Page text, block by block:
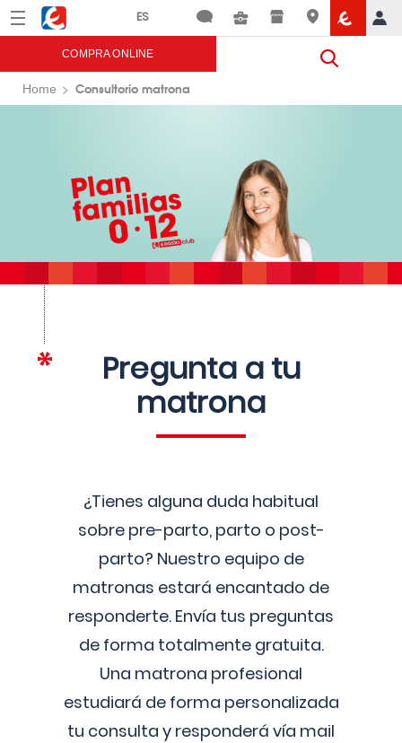
Menú Eroski
COMPRA ONLINE
Home Consultorio matrona
Pregunta a tu
matrona
¿Tienes alguna duda habitual
sobre pre-parto, parto o post-
parto? Nuestro equipo de
matronas estará encantado de
responderte. Envía tus preguntas
de forma totalmente gratuita.
Una matrona profesional
estudiará de forma personalizada
tu consulta y responderá vía mail